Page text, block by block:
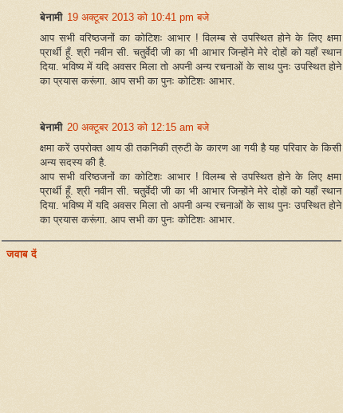
बेनामी 19 अक्टूबर 2013 को 10:41 pm बजे
आप सभी वरिष्ठजनों का कोटिशः आभार ! विलम्ब से उपस्थित होने के लिए क्षमा
प्रार्थी हूँ. श्री नवीन सी. चतुर्वेदी जी का भी आभार जिन्होंने मेरे दोहों को यहाँ स्थान
दिया. भविष्य में यदि अवसर मिला तो अपनी अन्य रचनाओं के साथ पुनः उपस्थित होने
का प्रयास करूंगा. आप सभी का पुनः कोटिशः आभार.
बेनामी 20 अक्टूबर 2013 को 12:15 am बजे
क्षमा करें उपरोक्त आय डी तकनिकी त्रुटी के कारण आ गयी है यह परिवार के किसी
अन्य सदस्य की है.
आप सभी वरिष्ठजनों का कोटिशः आभार ! विलम्ब से उपस्थित होने के लिए क्षमा
प्रार्थी हूँ. श्री नवीन सी. चतुर्वेदी जी का भी आभार जिन्होंने मेरे दोहों को यहाँ स्थान
दिया. भविष्य में यदि अवसर मिला तो अपनी अन्य रचनाओं के साथ पुनः उपस्थित होने
का प्रयास करूंगा. आप सभी का पुनः कोटिशः आभार.
जवाब दें